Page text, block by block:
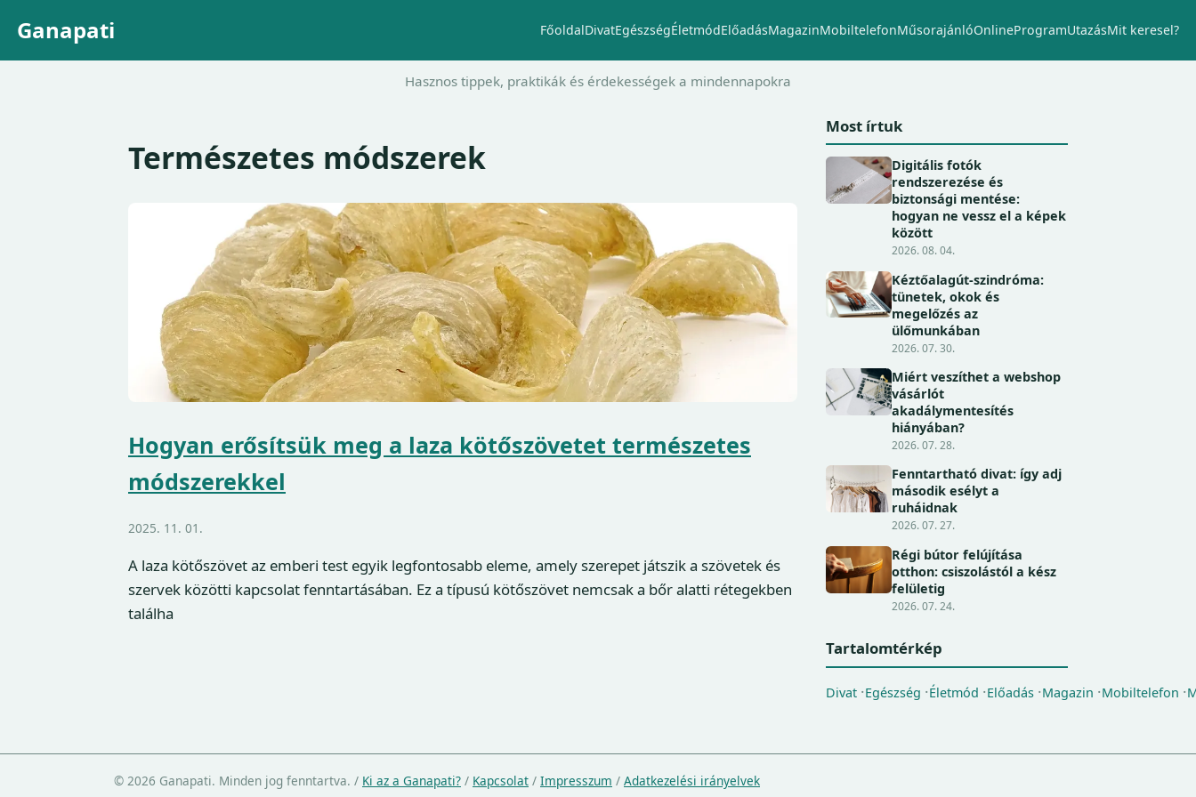
Ganapati FőoldalDivatEgészségÉletmódElőadásMagazinMobiltelefonMűsorajánlóOnlineProgramUtazásMit keresel?
Hasznos tippek, praktikák és érdekességek a mindennapokra
Természetes módszerek
Hogyan erősítsük meg a laza kötőszövetet természetes
módszerekkel
2025. 11. 01.
A laza kötőszövet az emberi test egyik legfontosabb eleme, amely szerepet játszik a szövetek és
szervek közötti kapcsolat fenntartásában. Ez a típusú kötőszövet nemcsak a bőr alatti rétegekben
találha
Most írtuk
Digitális fotók
rendszerezése és
biztonsági mentése:
hogyan ne vessz el a képek
között
2026. 08. 04.
Kéztőalagút-szindróma:
tünetek, okok és
megelőzés az
ülőmunkában
2026. 07. 30.
Miért veszíthet a webshop
vásárlót
akadálymentesítés
hiányában?
2026. 07. 28.
Fenntartható divat: így adj
második esélyt a
ruháidnak
2026. 07. 27.
Régi bútor felújítása
otthon: csiszolástól a kész
felületig
2026. 07. 24.
Tartalomtérkép
Divat Egészség Életmód Előadás Magazin Mobiltelefon
© 2026 Ganapati. Minden jog fenntartva. / Ki az a Ganapati? / Kapcsolat / Impresszum / Adatkezelési irányelvek